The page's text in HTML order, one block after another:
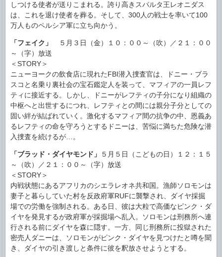
しつける使者が送りこまれる。誇り高きスパルタ王レオニダス
は、これを退け使者を葬る。そして、300人の戦士を率いて100
万人ものペルシア軍に立ち向かう。
「フェイク」
５月３日（金）１０：００～（吹）／２１：００
～（字）放送
＜STORY＞
ニューヨークの飲食店に現れたFBI潜入捜査官は、ドニー・ブラ
スコと名乗り裏社会の宝石鑑定人を装って、マフィアの一員レフ
ティに接近する。しかし、ドニーがレフティの子分になり組織の
中枢へと出世するにつれ、レフティとの間には親分子分としての
固い絆が結ばれていく。激化するマフィア間の抗争の中、恩義あ
るレフティの命を守ろうとするドニーは、苦悩に満ちた危険な潜
入捜査を続けるが…。
「ブラッド・ダイヤモンド」
５月５日（こどもの日）１２：１５
～（吹）／２１：００～（字）放送
＜STORY＞
内戦状態にあるアフリカのシエラレオネ共和国。漁師ソロモンは
妻子と暮らしていた村を反政府軍RUFに襲撃され、ダイヤ採掘
場での労働を強制される。ある日、彼は大粒で高価なピンク・ダ
イヤを発見するが政府軍が採掘場へ乱入。ソロモンは刑務所へ連
行される前にダイヤを森に隠す。一方、同じ刑務所に投獄された
密売人ダニーは、ソロモンがピンク・ダイヤを見つけたと噂を聞
き、ダイヤの引き渡しと条件に彼を釈放させようとする。